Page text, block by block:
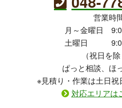
営業時
月～金曜日
土曜日 9:00
（祝日を除
ぱっと相談、ほ
※見積り・作業は土日祝
対応エリアは